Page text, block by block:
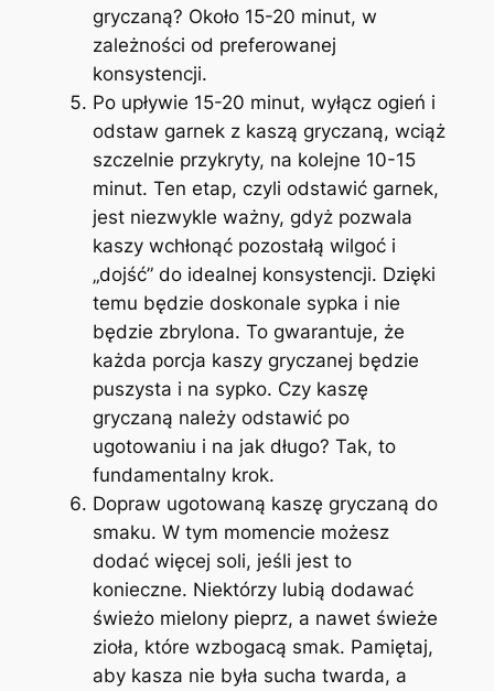
gryczaną? Około 15-20 minut, w
zależności od preferowanej
konsystencji.
Po upływie 15-20 minut, wyłącz ogień i
odstaw garnek z kaszą gryczaną, wciąż
szczelnie przykryty, na kolejne 10-15
minut. Ten etap, czyli odstawić garnek,
jest niezwykle ważny, gdyż pozwala
kaszy wchłonąć pozostałą wilgoć i
„dojść” do idealnej konsystencji. Dzięki
temu będzie doskonale sypka i nie
będzie zbrylona. To gwarantuje, że
każda porcja kaszy gryczanej będzie
puszysta i na sypko. Czy kaszę
gryczaną należy odstawić po
ugotowaniu i na jak długo? Tak, to
fundamentalny krok.
Dopraw ugotowaną kaszę gryczaną do
smaku. W tym momencie możesz
dodać więcej soli, jeśli jest to
konieczne. Niektórzy lubią dodawać
świeżo mielony pieprz, a nawet świeże
zioła, które wzbogacą smak. Pamiętaj,
aby kasza nie była sucha twarda, a